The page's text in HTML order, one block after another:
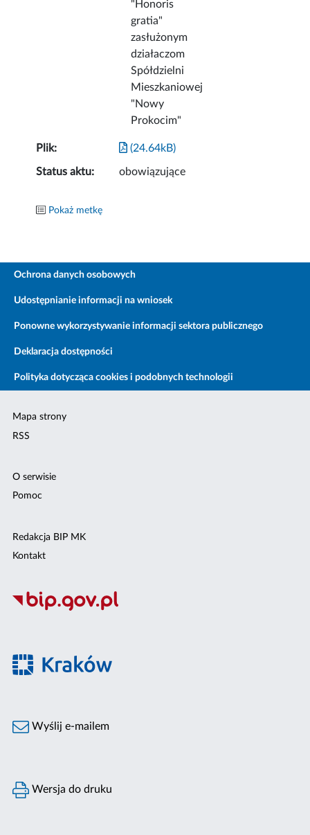
"Honoris
gratia"
zasłużonym
działaczom
Spółdzielni
Mieszkaniowej
"Nowy
Prokocim"
Plik: (24.64kB)
Status aktu: obowiązujące
Pokaż metkę
Ochrona danych osobowych
Udostępnianie informacji na wniosek
Ponowne wykorzystywanie informacji sektora publicznego
Deklaracja dostępności
Polityka dotycząca cookies i podobnych technologii
Mapa strony
RSS
O serwisie
Pomoc
Redakcja BIP MK
Kontakt
Wyślij e-mailem
Wersja do druku